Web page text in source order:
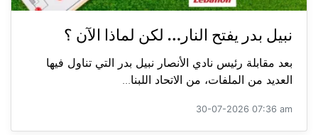
نبيل بدر يفتح النار… لكن لماذا الآن ؟
بعد مقابلة رئيس نادي الأنصار نبيل بدر التي تناول فيها
العديد من الملفات، من الاتحاد اللبنا...
30-07-2026 07:36 am